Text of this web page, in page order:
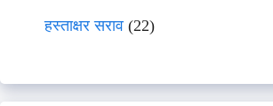
हस्ताक्षर सराव (22)